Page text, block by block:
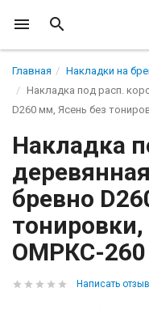
Главная
Накладки на
Накладка под расп.
D260 мм, Ясень без
Накладка
бревно
тонировки,
ОМРКС-260
Написать отзыв